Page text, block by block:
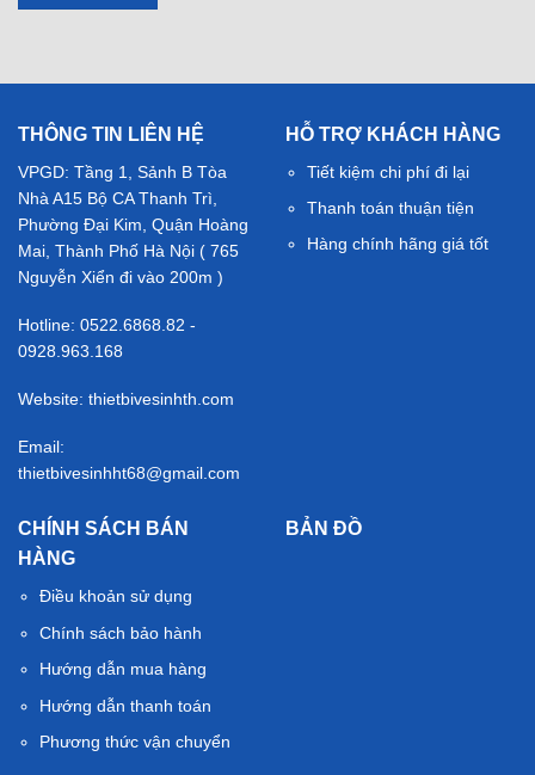
THÔNG TIN LIÊN HỆ
VPGD: Tầng 1, Sảnh B Tòa
Nhà A15 Bộ CA Thanh Trì,
Phường Đại Kim, Quận Hoàng
Mai, Thành Phố Hà Nội ( 765
Nguyễn Xiển đi vào 200m )
Hotline: 0522.6868.82 -
0928.963.168
Website: thietbivesinhth.com
Email:
thietbivesinhht68@gmail.com
HỖ TRỢ KHÁCH HÀNG
Tiết kiệm chi phí đi lại
Thanh toán thuận tiện
Hàng chính hãng giá tốt
CHÍNH SÁCH BÁN
HÀNG
Điều khoản sử dụng
Chính sách bảo hành
Hướng dẫn mua hàng
Hướng dẫn thanh toán
Phương thức vận chuyển
BẢN ĐỒ